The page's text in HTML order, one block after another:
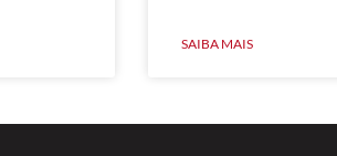
SAIBA MAIS